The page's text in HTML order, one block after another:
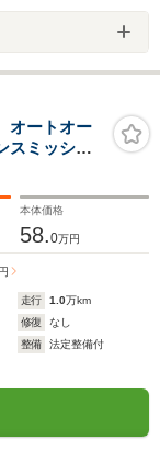
オートオー
スミッショ
駆動 働く
本体価格
58.0万円
円
走行 1.0万km
修復
なし
整備
法定整備付